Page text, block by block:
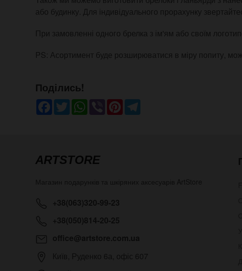
або будинку. Для індивідуального прорахунку
При замовленні одного брелка з ім'ям або своїм
PS: Асортимент буде розширюватися в міру попиту,
Поділись!
Facebook
TwitterWhatsApp
ViberPinterest
ARTSTORE